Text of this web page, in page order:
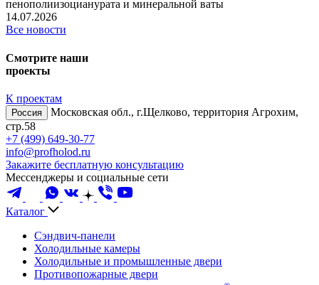
пенополиизоцианурата и минеральной ваты
14.07.2026
Все новости
Смотрите наши
проекты
К проектам
Россия
Московская обл., г.Щелково, территория Агрохим,
стр.58
+7 (499) 649-30-77
info@profholod.ru
Закажите бесплатную консультацию
Мессенджеры и социальные сети
Каталог
Сэндвич-панели
Холодильные камеры
Холодильные и промышленные двери
Противопожарные двери